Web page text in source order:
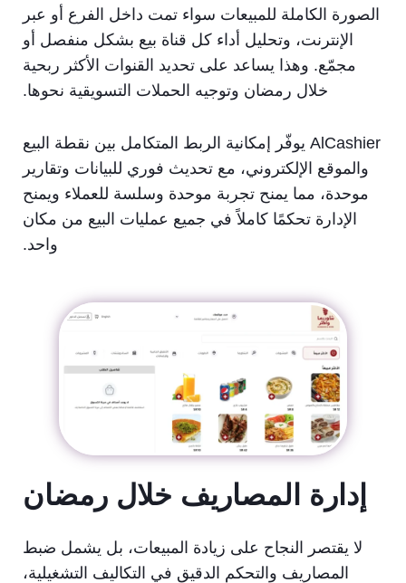
الصورة الكاملة للمبيعات سواء تمت داخل الفرع أو عبر
الإنترنت، وتحليل أداء كل قناة بيع بشكل منفصل أو
مجمّع. وهذا يساعد على تحديد القنوات الأكثر ربحية
خلال رمضان وتوجيه الحملات التسويقية نحوها.
AlCashier يوفّر إمكانية الربط المتكامل بين نقطة البيع
والموقع الإلكتروني، مع تحديث فوري للبيانات وتقارير
موحدة، مما يمنح تجربة موحدة وسلسة للعملاء ويمنح
الإدارة تحكمًا كاملاً في جميع عمليات البيع من مكان
واحد.
إدارة المصاريف خلال رمضان
لا يقتصر النجاح على زيادة المبيعات، بل يشمل ضبط
المصاريف والتحكم الدقيق في التكاليف التشغيلية،